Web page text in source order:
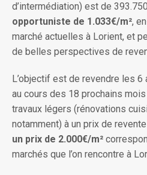
d’intermédiation) est de
opportuniste de 1.033€/m²,
marché actuelles à Lorient, et
de belles perspectives de
L’objectif est de revendre les
au cours des 18 prochains
travaux légers (rénovations
notamment) à un prix de
un prix de 2.000€/m²
marchés que l’on rencontre à